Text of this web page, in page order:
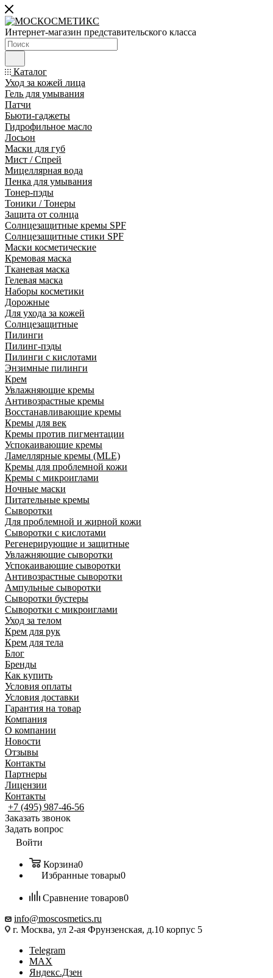
Интернет-магазин представительского класса
Каталог
Уход за кожей лица
Гель для умывания
Патчи
Бьюти-гаджеты
Гидрофильное масло
Лосьон
Маски для губ
Мист / Спрей
Мицеллярная вода
Пенка для умывания
Тонер-пэды
Тоники / Тонеры
Защита от солнца
Солнцезащитные кремы SPF
Солнцезащитные стики SPF
Маски косметические
Кремовая маска
Тканевая маска
Гелевая маска
Наборы косметики
Дорожные
Для ухода за кожей
Солнцезащитные
Пилинги
Пилинг-пэды
Пилинги с кислотами
Энзимные пилинги
Крем
Увлажняющие кремы
Антивозрастные кремы
Восстанавливающие кремы
Кремы для век
Кремы против пигментации
Успокаивающие кремы
Ламеллярные кремы (MLE)
Кремы для проблемной кожи
Кремы с микроиглами
Ночные маски
Питательные кремы
Сыворотки
Для проблемной и жирной кожи
Сыворотки с кислотами
Регенерирующие и защитные
Увлажняющие сыворотки
Успокаивающие сыворотки
Антивозрастные сыворотки
Ампульные сыворотки
Сыворотки бустеры
Сыворотки с микроиглами
Уход за телом
Крем для рук
Крем для тела
Блог
Бренды
Как купить
Условия оплаты
Условия доставки
Гарантия на товар
Компания
О компании
Новости
Отзывы
Контакты
Партнеры
Лицензии
Контакты
+7 (495) 987-46-56
Заказать звонок
Задать вопрос
Войти
Корзина0
Избранные товары0
Сравнение товаров0
info@moscosmetics.ru
г. Москва, ул 2-ая Фрунзенская, д.10 корпус 5
Telegram
MAX
Яндекс.Дзен